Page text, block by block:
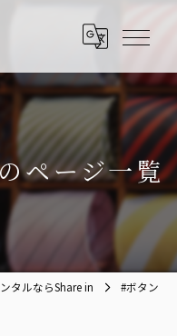
ページ一覧
タルならShare in #ボタン